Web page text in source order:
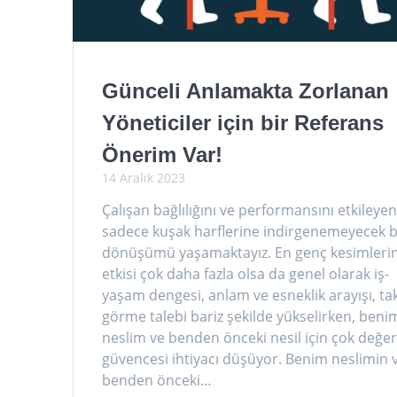
Günceli Anlamakta Zorlanan
Yöneticiler için bir Referans
Önerim Var!
14 Aralık 2023
Çalışan bağlılığını ve performansını
sadece kuşak harflerine indirgenemeyecek
dönüşümü yaşamaktayız. En genç
etkisi çok daha fazla olsa da genel olarak iş-
yaşam dengesi, anlam ve esneklik arayışı,
görme talebi bariz şekilde yükselirken,
neslim ve benden önceki nesil için çok
güvencesi ihtiyacı düşüyor. Benim neslimin
benden önceki…